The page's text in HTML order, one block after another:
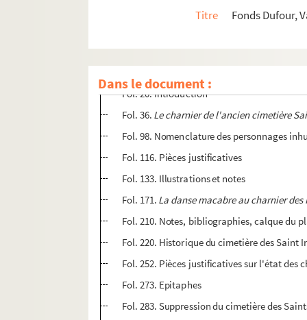
Titre
Fonds Dufour,
Dans le document :
Les
Fol. 1. Correspondance relative à cet
Fol. 20. Introduction
Fol. 36. Le charnier de l'ancien cimetière
Fol. 98. Nomenclature des personnages
Fol. 116. Pièces justificatives
Fol. 133. Illustrations et notes
Fol. 171. La danse macabre au charnier
Fol. 210. Notes, bibliographies, calque du
Fol. 220. Historique du cimetière des Saint
Fol. 252. Pièces justificatives sur l'état des
Fol. 273. Epitaphes
Fol. 283. Suppression du cimetière des